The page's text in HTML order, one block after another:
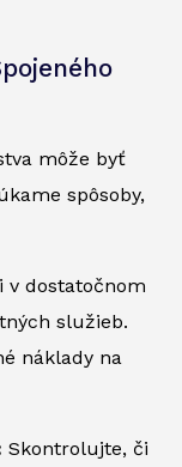
môže byť
spôsoby,
v dostatočnom
služieb.
náklady na
Skontrolujte, či